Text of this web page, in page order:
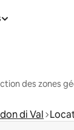
des zones
di Val